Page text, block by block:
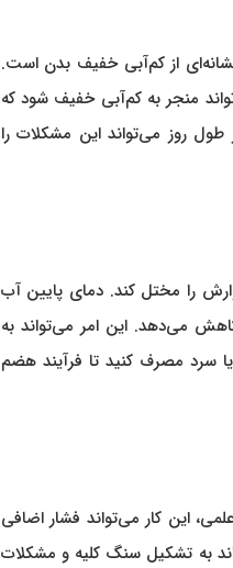
از کم‌آبی خفیف بدن است.
منجر به کم‌آبی خفیف شود که
روز می‌تواند این مشکلات را
را مختل کند. دمای پایین آب
می‌دهد. این امر می‌تواند به
سرد مصرف کنید تا فرآیند هضم
این کار می‌تواند فشار اضافی
به تشکیل سنگ کلیه و مشکلات